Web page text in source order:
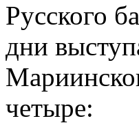
Русского
дни
четыре: